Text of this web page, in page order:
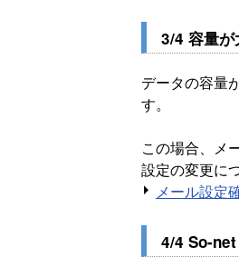
3/4 容量が
データの容量
す。
この場合、メ
設定の変更に
メール設定
4/4 So-net